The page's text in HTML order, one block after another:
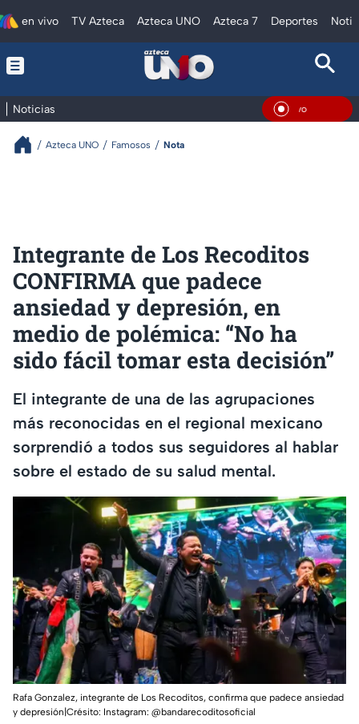
en vivo TV Azteca Azteca UNO Azteca 7 Deportes
Noticias En
Azteca UNO Famosos Nota
Integrante de Los Recoditos
CONFIRMA que padece
ansiedad y depresión, en
medio de polémica: “No ha
sido fácil tomar esta decisión”
El integrante de una de las agrupaciones
más reconocidas en el regional mexicano
sorprendió a todos sus seguidores al hablar
sobre el estado de su salud mental.
Rafa Gonzalez, integrante de Los Recoditos, confirma que padece ansiedad
y depresión|Crésito: Instagram: @bandarecoditosoficial